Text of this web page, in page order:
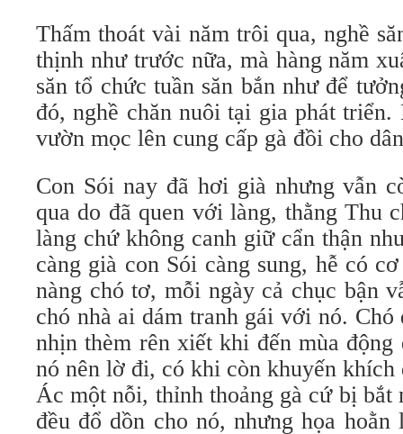
Thấm thoát vài năm trôi qua, nghề
thịnh như trước nữa, mà hàng năm
săn tổ chức tuần săn bắn như để
đó, nghề chăn nuôi tại gia phát
vườn mọc lên cung cấp gà đồi cho
Con Sói nay đã hơi già nhưng vẫn
qua do đã quen với làng, thằng Thu
làng chứ không canh giữ cẩn thận
càng già con Sói càng sung, hễ có
nàng chó tơ, mỗi ngày cả chục bận
chó nhà ai dám tranh gái với nó. Chó
nhịn thèm rên xiết khi đến mùa
nó nên lờ đi, có khi còn khuyến khích
Ác một nỗi, thỉnh thoảng gà cứ bị
đều đổ dồn cho nó, nhưng họa